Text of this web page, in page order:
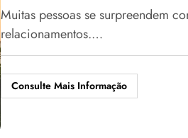
Muitas pessoas se surpreendem
relacionamentos.…
Consulte Mais Informação